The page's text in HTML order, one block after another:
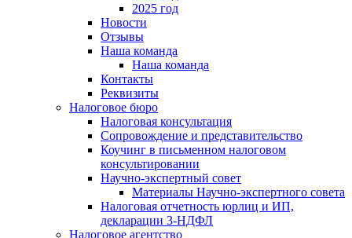
2025 год
Новости
Отзывы
Наша команда
Наша команда
Контакты
Реквизиты
Налоговое бюро
Налоговая консультация
Cопровождение и представительство
Коучинг в письменном налоговом
консультировании
Научно-экспертный совет
Материалы Научно-экспертного совета
Налоговая отчетность юрлиц и ИП,
декларации 3-НДФЛ
Налоговое агентство